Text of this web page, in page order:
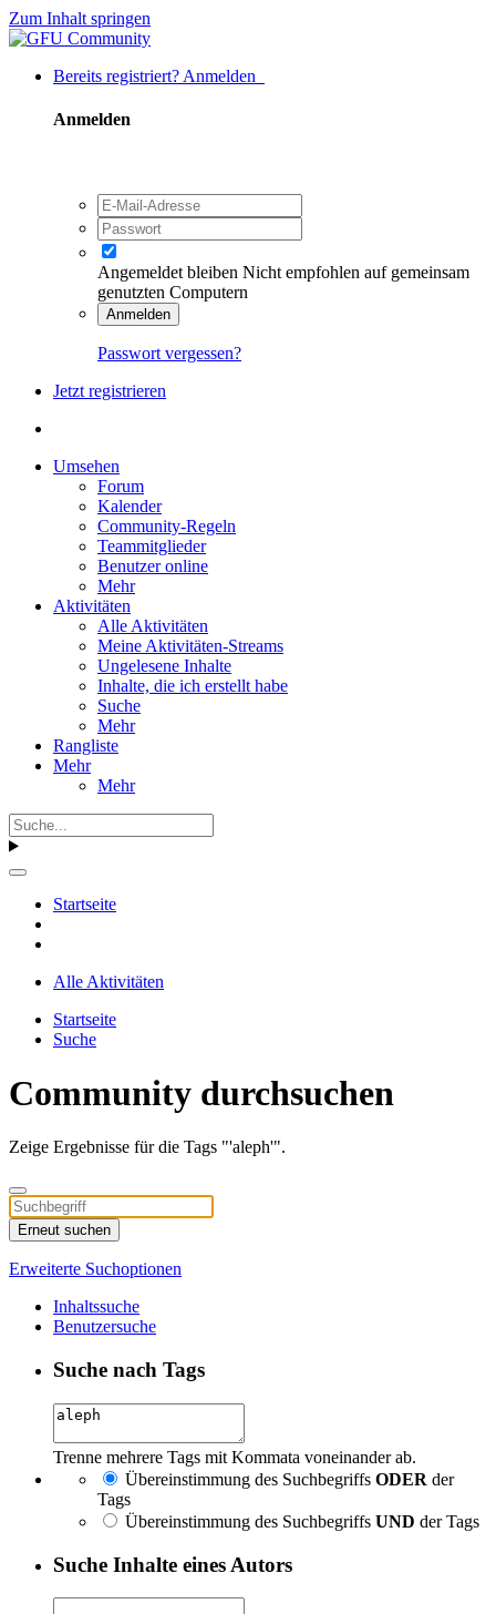
Zum Inhalt springen
Bereits registriert? Anmelden
Anmelden
Angemeldet bleiben Nicht empfohlen auf gemeinsam
genutzten Computern
Anmelden
Passwort vergessen?
Jetzt registrieren
Umsehen
Forum
Kalender
Community-Regeln
Teammitglieder
Benutzer online
Mehr
Aktivitäten
Alle Aktivitäten
Meine Aktivitäten-Streams
Ungelesene Inhalte
Inhalte, die ich erstellt habe
Suche
Mehr
Rangliste
Mehr
Mehr
Startseite
Alle Aktivitäten
Startseite
Suche
Community durchsuchen
Zeige Ergebnisse für die Tags "'aleph'".
Erneut suchen
Erweiterte Suchoptionen
Inhaltssuche
Benutzersuche
Suche nach Tags
Trenne mehrere Tags mit Kommata voneinander ab.
Übereinstimmung des Suchbegriffs ODER der
Tags
Übereinstimmung des Suchbegriffs UND der Tags
Suche Inhalte eines Autors